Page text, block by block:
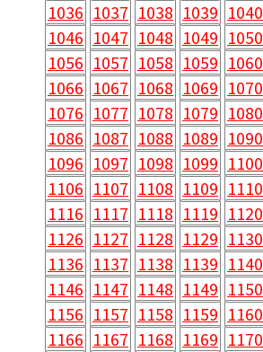
1036 1037 1038 1039 1040
1046 1047 1048 1049 1050
1056 1057 1058 1059 1060
1066 1067 1068 1069 1070
1076 1077 1078 1079 1080
1086 1087 1088 1089 1090
1096 1097 1098 1099 1100
1106 1107 1108 1109 1110
1116 1117 1118 1119 1120
1126 1127 1128 1129 1130
1136 1137 1138 1139 1140
1146 1147 1148 1149 1150
1156 1157 1158 1159 1160
1166 1167 1168 1169 1170